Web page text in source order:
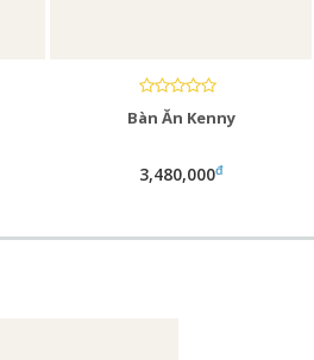
Bàn Ăn Kenny
3,480,000đ